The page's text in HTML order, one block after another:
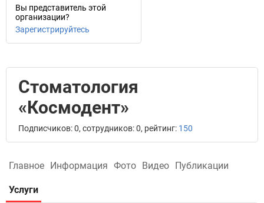
Вы представитель этой
организации?
Зарегистрируйтесь
Стоматология
«Космодент»
Подписчиков: 0, сотрудников: 0, рейтинг: 150
Главное Информация Фото Видео Публикации
Услуги